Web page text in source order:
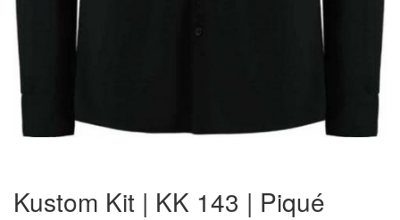
der
Bildergalerie
Kustom Kit | KK 143 | Piqué